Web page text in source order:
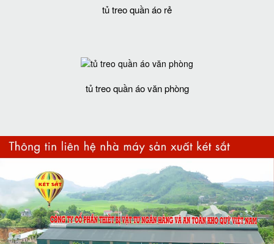
tủ treo quần áo rẻ
tủ treo quần áo văn phòng